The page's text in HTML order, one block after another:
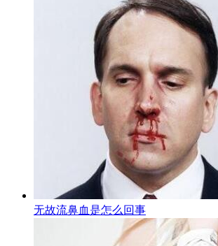
无故流鼻血是怎么回事